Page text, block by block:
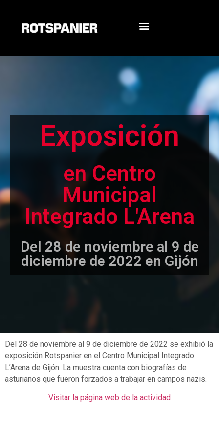
Exposición
en Centro
Municipal
Integrado L'Arena
Del 28 de noviembre al 9 de
diciembre de 2022 en Gijón
Del 28 de noviembre al 9 de diciembre de 2022 se exhibió la
exposición Rotspanier en el Centro Municipal Integrado
L’Arena de Gijón. La muestra cuenta con biografías de
asturianos que fueron forzados a trabajar en campos nazis.
Visitar la página web de la actividad